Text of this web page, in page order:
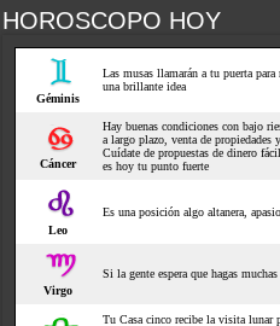
HOROSCOPO HOY